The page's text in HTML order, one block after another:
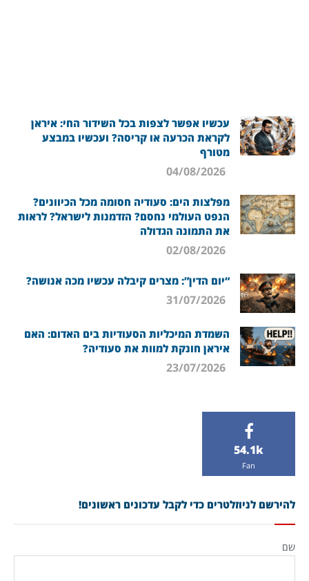
עכשיו אפשר לצפות בכל השידור החי: איראן
לקראת הכרעה או קריסה? ועכשיו במבצע
מטורף
מפלצות הים: סעודיה חסומה מכל הכיוונים?
הנפט העולמי נחסם? הזדמנות לישראל? לראות
את התמונה הגדולה
“יום הדין”: מצרים קיבלה עכשיו מכה אנושה?
השמדת המיכליות הסעודיות בים האדום: האם
איראן חונקת למוות את סעודיה?
54.1k
Fan
להירשם לניוזלטרים כדי לקבל עדכונים ראשונים!
שם